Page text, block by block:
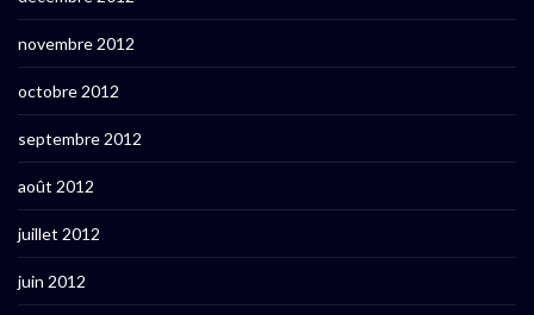
novembre 2012
octobre 2012
septembre 2012
août 2012
juillet 2012
juin 2012